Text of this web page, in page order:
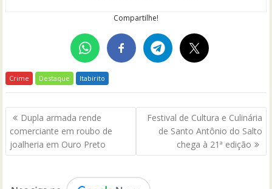
Compartilhe!
Crime Destaque Itabirito
Navegação
de
Post
Dupla armada rende
comerciante em roubo de
joalheria em Ouro Preto
Festival de Cultura e Culinária
de Santo Antônio do Salto
chega à 21ª edição